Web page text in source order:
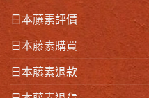
日本藤素評價
日本藤素購買
日本藤素退款